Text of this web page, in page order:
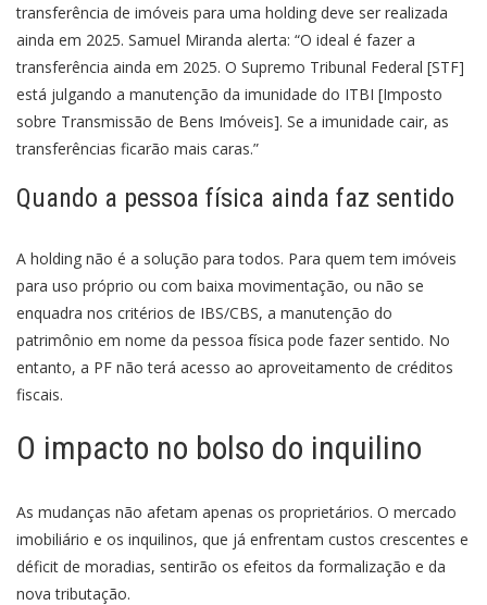
transferência de imóveis para uma holding deve ser realizada
ainda em 2025. Samuel Miranda alerta: “O ideal é fazer a
transferência ainda em 2025. O Supremo Tribunal Federal [STF]
está julgando a manutenção da imunidade do ITBI [Imposto
sobre Transmissão de Bens Imóveis]. Se a imunidade cair, as
transferências ficarão mais caras.”
Quando a pessoa física ainda faz sentido
A holding não é a solução para todos. Para quem tem imóveis
para uso próprio ou com baixa movimentação, ou não se
enquadra nos critérios de IBS/CBS, a manutenção do
patrimônio em nome da pessoa física pode fazer sentido. No
entanto, a PF não terá acesso ao aproveitamento de créditos
fiscais.
O impacto no bolso do inquilino
As mudanças não afetam apenas os proprietários. O mercado
imobiliário e os inquilinos, que já enfrentam custos crescentes e
déficit de moradias, sentirão os efeitos da formalização e da
nova tributação.